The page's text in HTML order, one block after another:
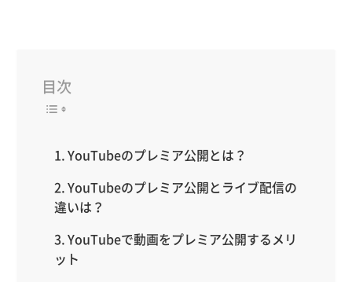
目次
YouTubeのプレミア公開とは？
YouTubeのプレミア公開とライブ配信の
違いは？
YouTubeで動画をプレミア公開するメリ
ット